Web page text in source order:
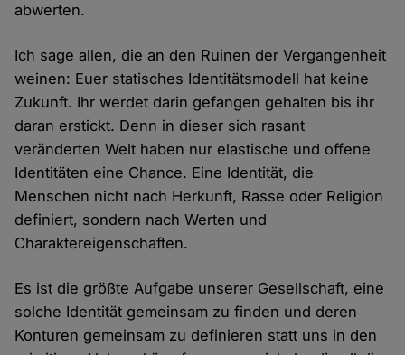
abwerten.
Ich sage allen, die an den Ruinen der Vergangenheit
weinen: Euer statisches Identitätsmodell hat keine
Zukunft. Ihr werdet darin gefangen gehalten bis ihr
daran erstickt. Denn in dieser sich rasant
veränderten Welt haben nur elastische und offene
Identitäten eine Chance. Eine Identität, die
Menschen nicht nach Herkunft, Rasse oder Religion
definiert, sondern nach Werten und
Charaktereigenschaften.
Es ist die größte Aufgabe unserer Gesellschaft, eine
solche Identität gemeinsam zu finden und deren
Konturen gemeinsam zu definieren statt uns in den